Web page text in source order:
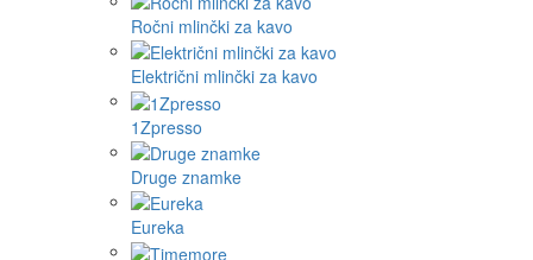
Ročni mlinčki za kavo
Električni mlinčki za kavo
1Zpresso
Druge znamke
Eureka